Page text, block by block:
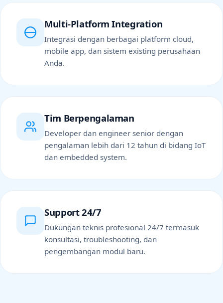
Multi-Platform Integration
Integrasi dengan berbagai platform cloud,
mobile app, dan sistem existing perusahaan
Anda.
Tim Berpengalaman
Developer dan engineer senior dengan
pengalaman lebih dari 12 tahun di bidang IoT
dan embedded system.
Support 24/7
Dukungan teknis profesional 24/7 termasuk
konsultasi, troubleshooting, dan
pengembangan modul baru.